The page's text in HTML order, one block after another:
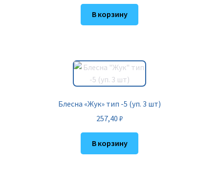
В корзину
Блесна «Жук» тип -5 (уп. 3 шт)
257,40 ₽
В корзину